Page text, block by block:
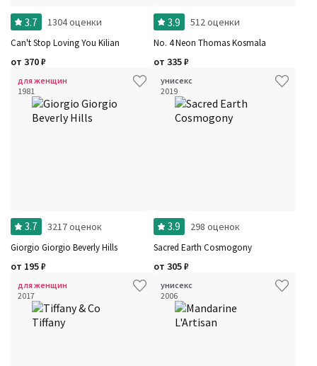
3.7 1304 оценки
Can't Stop Loving You Kilian
от 370₽
3.9 512 оценки
No. 4 Neon Thomas Kosmala
от 335₽
для женщин
1981
3.7 3217 оценок
Giorgio Giorgio Beverly Hills
от 195₽
унисекс
2019
3.9 298 оценок
Sacred Earth Cosmogony
от 305₽
для женщин
2017
унисекс
2006